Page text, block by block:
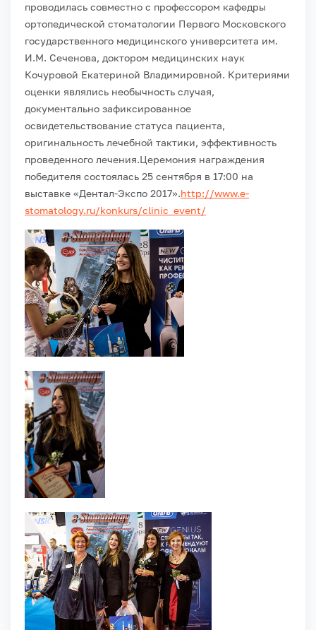
проводилась совместно с профессором кафедры
ортопедической стоматологии Первого Московского
государственного медицинского университета им.
И.М. Сеченова, доктором медицинских наук
Кочуровой Екатериной Владимировной. Критериями
оценки являлись необычность случая,
документально зафиксированное
освидетельствование статуса пациента,
оригинальность лечебной тактики, эффективность
проведенного лечения.Церемония награждения
победителя состоялась 25 сентября в 17:00 на
выставке «Дентал-Экспо 2017».http://www.e-
stomatology.ru/konkurs/clinic_event/